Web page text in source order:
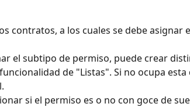
contratos, a los cuales se debe asignar
el subtipo de permiso, puede crear
de "Listas". Si no ocupa esta
si el permiso es o no con goce de